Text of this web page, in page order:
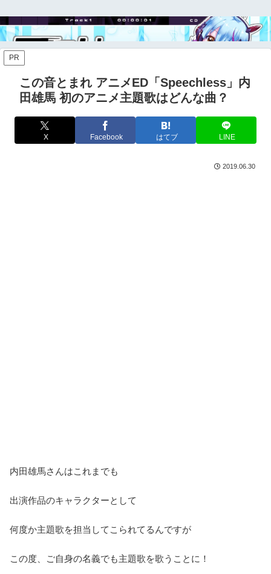
PR
この音とまれ アニメED「Speechless」内
田雄馬 初のアニメ主題歌はどんな曲？
X Facebook はてブ LINE
2019.06.30
内田雄馬さんはこれまでも
出演作品のキャラクターとして
何度か主題歌を担当してこられてるんですが
この度、ご自身の名義でも主題歌を歌うことに！